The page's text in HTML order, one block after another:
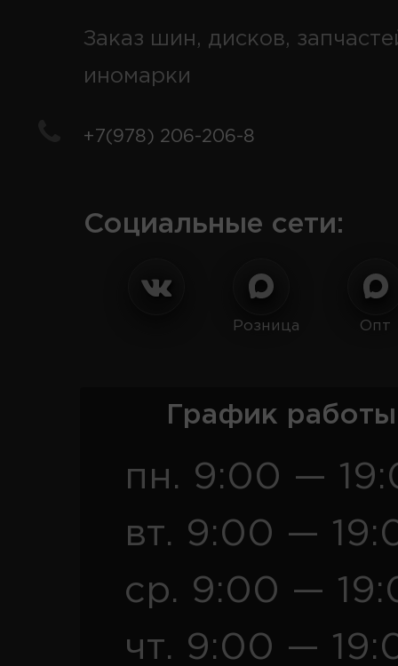
Заказ шин, дисков,
иномарки
+7(978) 206-206-8
Социальные сети:
Розница Опт
График
пн. 9:00 —
вт. 9:00 —
ср. 9:00 —
чт. 9:00 —